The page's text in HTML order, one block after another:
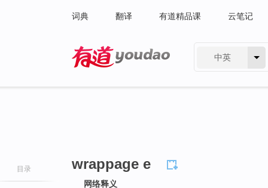
词典 翻译 有道精品课 云笔记
中英
目录 wrappage e
网络释义